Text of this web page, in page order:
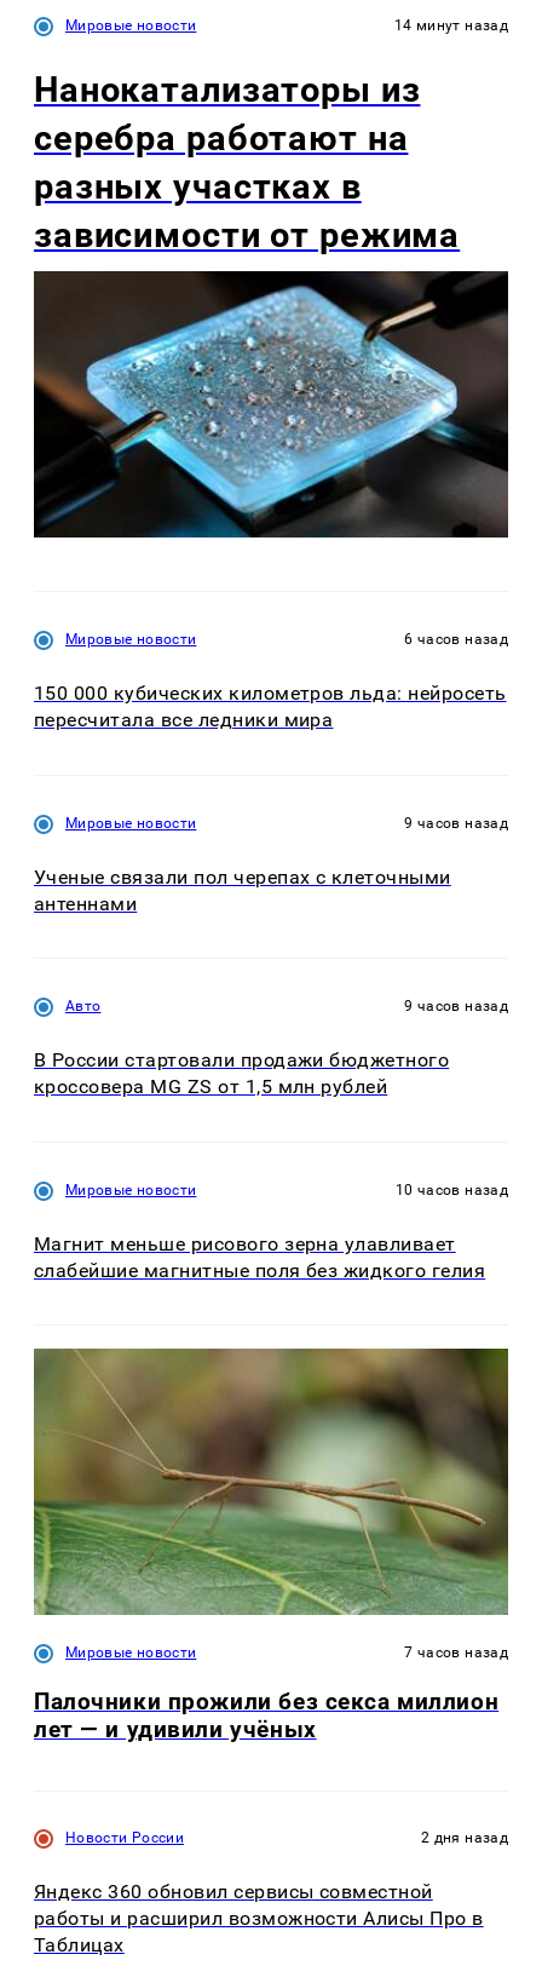
Мировые новости 14 минут назад
Нанокатализаторы из
серебра работают на
разных участках в
зависимости от режима
Мировые новости 6 часов назад
150 000 кубических километров льда: нейросеть
пересчитала все ледники мира
Мировые новости 9 часов назад
Ученые связали пол черепах с клеточными
антеннами
Авто 9 часов назад
В России стартовали продажи бюджетного
кроссовера MG ZS от 1,5 млн рублей
Мировые новости 10 часов назад
Магнит меньше рисового зерна улавливает
слабейшие магнитные поля без жидкого гелия
Мировые новости 7 часов назад
Палочники прожили без секса миллион
лет — и удивили учёных
Новости России 2 дня назад
Яндекс 360 обновил сервисы совместной
работы и расширил возможности Алисы Про в
Таблицах